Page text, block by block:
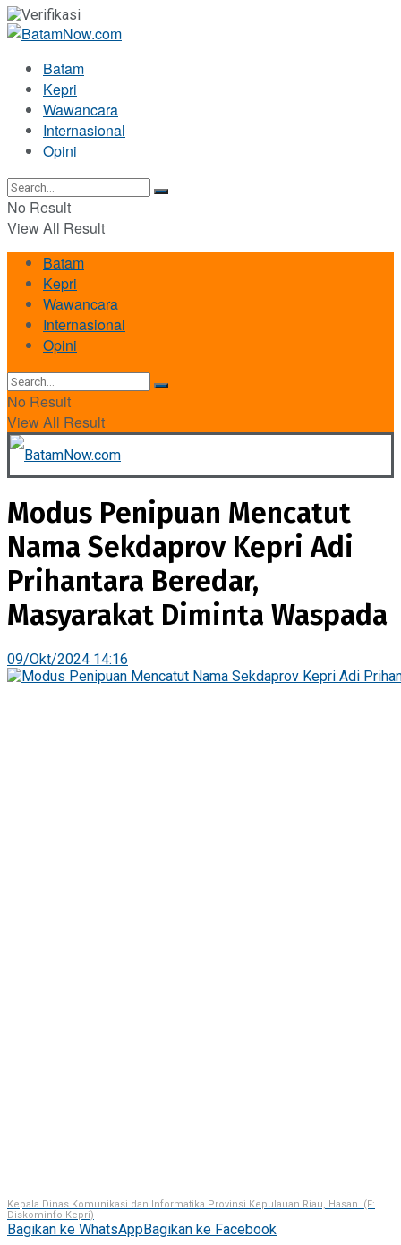
Batam
Kepri
Wawancara
Internasional
Opini
No Result
View All Result
Batam
Kepri
Wawancara
Internasional
Opini
No Result
View All Result
Modus Penipuan Mencatut
Nama Sekdaprov Kepri Adi
Prihantara Beredar,
Masyarakat Diminta Waspada
09/Okt/2024 14:16
Kepala Dinas Komunikasi dan Informatika Provinsi Kepulauan Riau, Hasan. (F:
Diskominfo Kepri)
Bagikan ke WhatsAppBagikan ke Facebook